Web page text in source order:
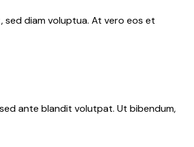
diam voluptua. At vero eos et
ante blandit volutpat. Ut bibendum,